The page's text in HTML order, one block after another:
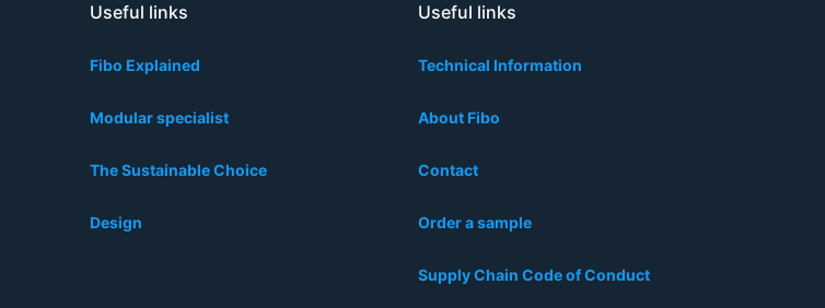
Useful links
Fibo Explained
Modular specialist
The Sustainable Choice
Design
Useful links
Technical Information
About Fibo
Contact
Order a sample
Supply Chain Code of Conduct